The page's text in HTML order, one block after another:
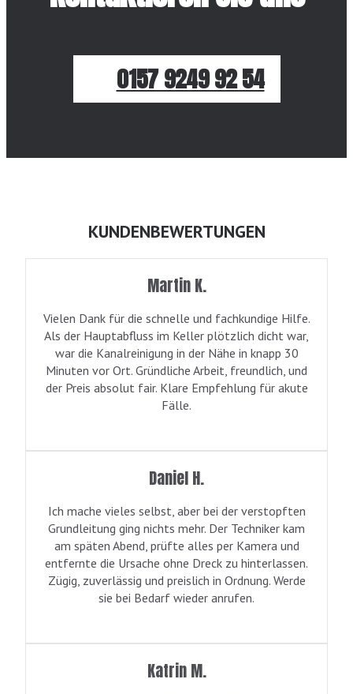
0157 9249 92 54
KUNDENBEWERTUNGEN
Martin K.
Vielen Dank für die schnelle und fachkundige Hilfe.
Als der Hauptabfluss im Keller plötzlich dicht war,
war die Kanalreinigung in der Nähe in knapp 30
Minuten vor Ort. Gründliche Arbeit, freundlich, und
der Preis absolut fair. Klare Empfehlung für akute
Fälle.
Daniel H.
Ich mache vieles selbst, aber bei der verstopften
Grundleitung ging nichts mehr. Der Techniker kam
am späten Abend, prüfte alles per Kamera und
entfernte die Ursache ohne Dreck zu hinterlassen.
Zügig, zuverlässig und preislich in Ordnung. Werde
sie bei Bedarf wieder anrufen.
Katrin M.